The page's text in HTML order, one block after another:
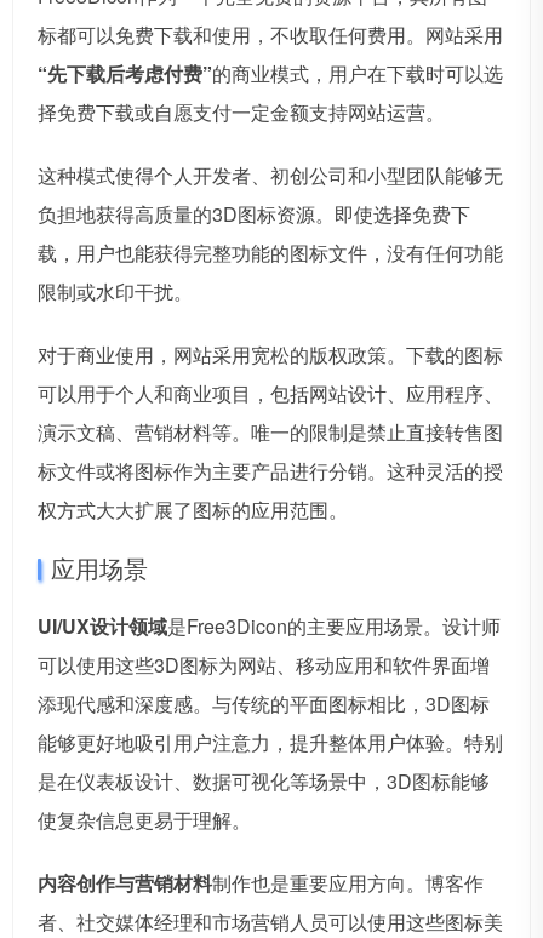
标都可以免费下载和使用，不收取任何费用。网站采用
“先下载后考虑付费”的商业模式，用户在下载时可以选
择免费下载或自愿支付一定金额支持网站运营。
这种模式使得个人开发者、初创公司和小型团队能够无
负担地获得高质量的3D图标资源。即使选择免费下
载，用户也能获得完整功能的图标文件，没有任何功能
限制或水印干扰。
对于商业使用，网站采用宽松的版权政策。下载的图标
可以用于个人和商业项目，包括网站设计、应用程序、
演示文稿、营销材料等。唯一的限制是禁止直接转售图
标文件或将图标作为主要产品进行分销。这种灵活的授
权方式大大扩展了图标的应用范围。
应用场景
UI/UX设计领域是Free3Dicon的主要应用场景。设计师
可以使用这些3D图标为网站、移动应用和软件界面增
添现代感和深度感。与传统的平面图标相比，3D图标
能够更好地吸引用户注意力，提升整体用户体验。特别
是在仪表板设计、数据可视化等场景中，3D图标能够
使复杂信息更易于理解。
内容创作与营销材料制作也是重要应用方向。博客作
者、社交媒体经理和市场营销人员可以使用这些图标美